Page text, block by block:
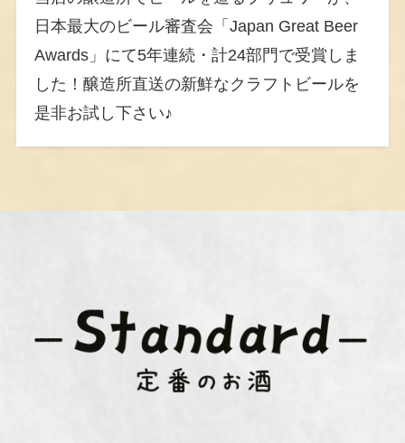
日本最大のビール審査会「Japan Great Beer
Awards」にて5年連続・計24部門で受賞しま
した！醸造所直送の新鮮なクラフトビールを
是非お試し下さい♪